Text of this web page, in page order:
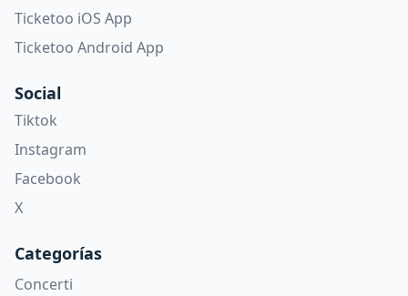
Ticketoo iOS App
Ticketoo Android App
Social
Tiktok
Instagram
Facebook
X
Categorías
Concerti